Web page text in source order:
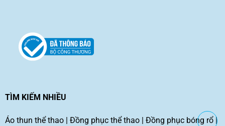
TÌM KIẾM NHIỀU
Áo thun thể thao| Đồng phục thể thao| Đồng phục bóng rổ|